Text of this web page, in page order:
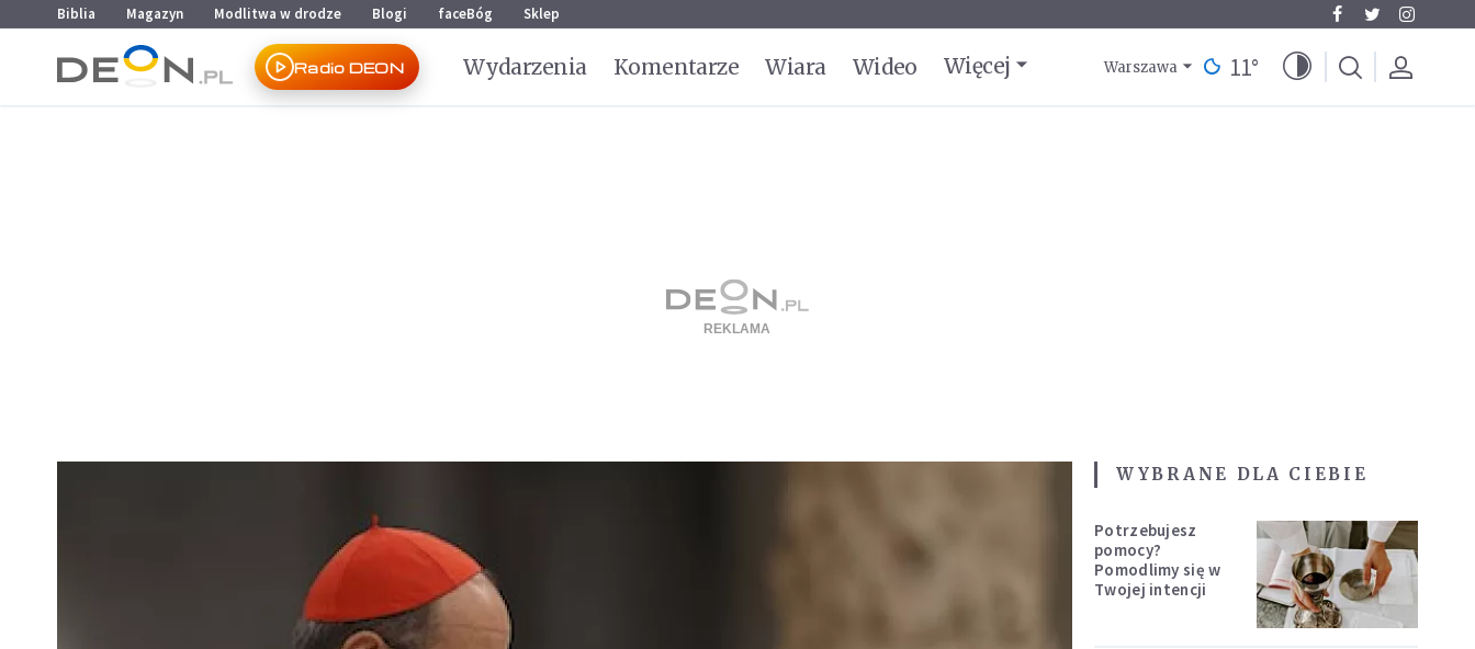
Przejdź do menu głównego
Przejdź do treści
Biblia Magazyn Modlitwa w drodze Blogi faceBóg Sklep
Radio DEON Wydarzenia Komentarze Wiara Wideo Więcej Warszawa 11°
WYBRANE DLA CIEBIE
Potrzebujesz
pomocy?
Pomodlimy się w
Twojej intencji